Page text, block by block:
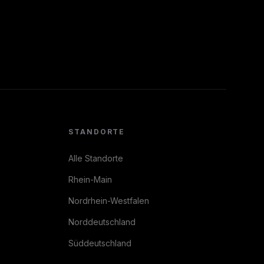
STANDORTE
Alle Standorte
Rhein-Main
Nordrhein-Westfalen
Norddeutschland
Süddeutschland